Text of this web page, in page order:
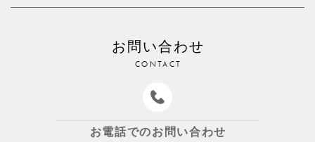
お問い合わせ
CONTACT
お電話でのお問い合わせ